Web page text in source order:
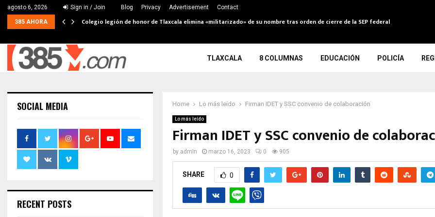
agosto 6, 2026 Sign in / Join Blog Privacy Advertisement Contact
385 AHORA Colegio legión de honor de Tlaxcala elimina «militarizado» de su nombre tras orden de cierre de la SEP federal
TLAXCALA 8 COLUMNAS EDUCACIÓN POLICÍA
Home Lo más leído Firman IDET y SSC convenio de colaboración
Lo más leído
Firman IDET y SSC convenio de
by admin marzo 16, 2023 0 905
SHARE 0
SOCIAL MEDIA
RECENT POSTS